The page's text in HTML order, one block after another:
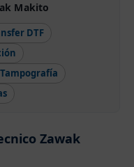
Makito
DTF
Tampografía
Zawak